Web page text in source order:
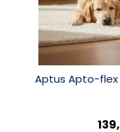
Aptus Apto-flex